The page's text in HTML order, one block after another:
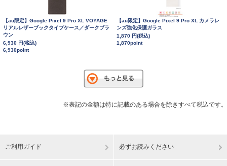
【au限定】Google Pixel 9 Pro XL VOYAGE
リアルレザーブックタイプケース／ダークブラ
ウン
6,930 円(税込)
6,930point
【au限定】Google Pixel 9 Pro XL カメラレ
ンズ強化保護ガラス
1,870 円(税込)
1,870point
※表記の金額は特に記載のある場合を除きすべて税込です。
ご利用ガイド 必ずお読みください